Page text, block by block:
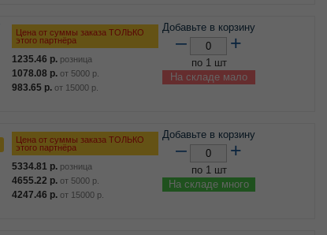
Цена от суммы заказа ТОЛЬКО
этого партнёра
1235.46 р. розница
1078.08 р. от 5000 р.
983.65 р. от 15000 р.
Добавьте в корзину
– +
по 1 шт
На складе мало
Цена от суммы заказа ТОЛЬКО
этого партнёра
5334.81 р. розница
4655.22 р. от 5000 р.
4247.46 р. от 15000 р.
Добавьте в корзину
– +
по 1 шт
На складе много